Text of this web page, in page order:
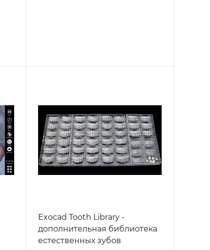
Exocad Tooth Library -
дополнительная библиотека
естественных зубов